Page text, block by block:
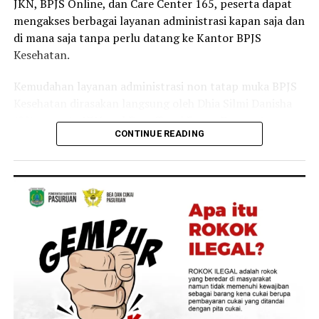
Selain sebagai tenaga kesehatan, Linda juga merasakan
langsung manfaat Program JKN dalam kehidupan
keluarganya.
ringan, seperti batuk dan pilek.
“Keluarga saya juga merasakan langsung manfaat
Program JKN. Saat mengalami keluhan ringan seperti
batuk atau pilek, kami dapat segera memeriksakan diri
dan memperoleh pelayanan kesehatan yang dibutuhkan.
Kehadiran Program JKN membuat kami merasa lebih
tenang karena tidak perlu khawatir terhadap biaya saat
membutuhkan pengobatan,” tuturnya.
Pengalamannya melayani pasien sekaligus merasakan
manfaat JKN sebagai peserta membuatnya semakin
JKN, BPJS Online, dan Care Center 165, peserta dapat
mengakses berbagai layanan administrasi kapan saja dan
di mana saja tanpa perlu datang ke Kantor BPJS
Kesehatan.
Kemudahan layanan administrasi non tatap muka BPJS
(22), peserta JKN asal Desa Tegal Besar, Kecamatan
Kaliwates, Kabupaten Jember.
membantunya mengurus kebutuhan administrasi
kepesertaan secara praktis tanpa harus datang ke
Kantor BPJS Kesehatan.
“Saya baru tahu kalau banyak layanan administrasi JKN
ternyata bisa diakses lewat Aplikasi Mobile JKN setelah
dijelaskan oleh petugas BPJS Keliling. Sejak itu saya lebih
sering menggunakan aplikasi karena lebih praktis. Dari
CONTINUE READING